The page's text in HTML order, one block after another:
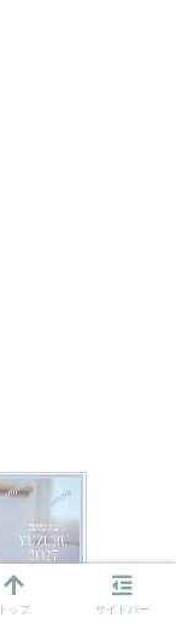
トップ サイドバー